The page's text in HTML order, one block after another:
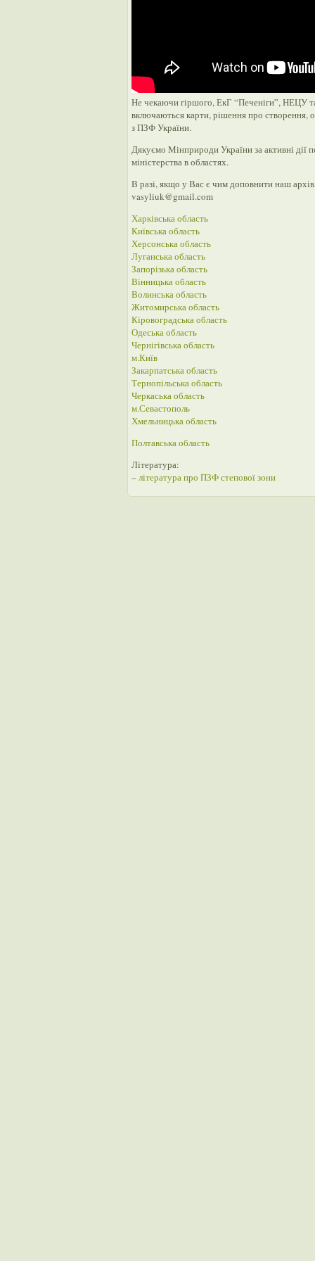
Не чекаючи гіршого, ЕкГ “Печеніги”, НЕЦУ
включаються карти, рішення про створення,
з ПЗФ України.
Дякуємо Мінприроди України за активні дії
міністерства в областях.
В разі, якщо у Вас є чим доповнити наш
vasyliuk@gmail.com
Харківська область
Київська область
Херсонська область
Луганська область
Запорізька область
Вінницька область
Волинська область
Житомирська область
Кіровоградська область
Одеська область
Чернігівська область
м.Київ
Закарпатська область
Тернопільська область
Черкаська область
м.Севастополь
Хмельницька область
Полтавська область
Література:
–література про ПЗФ степової зони